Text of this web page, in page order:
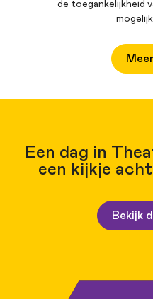
de toegankelijkheid
Een dag in
een kijkje
Bekijk